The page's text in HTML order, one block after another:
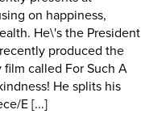
on happiness,
He\'s the President
produced the
called For Such A
He splits his
E [...]